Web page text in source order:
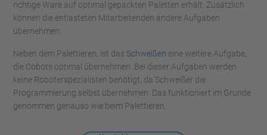
richtige Ware auf optimal gepackten Paletten erhält. Zusätzlich
können die entlasteten Mitarbeitenden andere Aufgaben
übernehmen.
Neben dem Palettieren, ist das Schweißen eine weitere Aufgabe,
die Cobots optimal übernehmen. Bei dieser Aufgaben werden
keine Roboterspezialisten benötigt, da Schweißer die
Programmierung selbst übernehmen. Das funktioniert im Grunde
genommen genauso wie beim Palettieren.